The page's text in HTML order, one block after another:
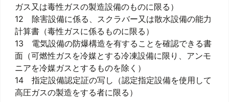
ガス又は毒性ガスの製造設備のものに限る）
12 除害設備に係る、スクラバー又は散水設備の能力
計算書（毒性ガスに係るものに限る）
13 電気設備の防爆構造を有することを確認できる書
面（可燃性ガスを冷媒とする冷凍設備に限り、アンモ
ニアを冷媒ガスとするものを除く）
14 指定設備認定証の写し（認定指定設備を使用して
高圧ガスの製造をする者に限る）